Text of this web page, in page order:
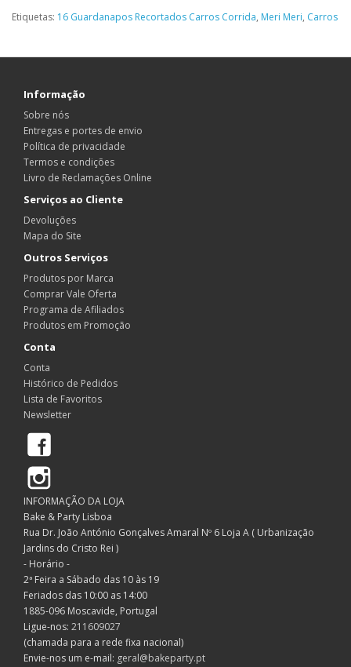
Etiquetas: 16 Guardanapos Recortados Carros Corrida, Meri Meri, Carros
Informação
Sobre nós
Entregas e portes de envio
Política de privacidade
Termos e condições
Livro de Reclamações Online
Serviços ao Cliente
Devoluções
Mapa do Site
Outros Serviços
Produtos por Marca
Comprar Vale Oferta
Programa de Afiliados
Produtos em Promoção
Conta
Conta
Histórico de Pedidos
Lista de Favoritos
Newsletter
INFORMAÇÃO DA LOJA
Bake & Party Lisboa
Rua Dr. João António Gonçalves Amaral Nº 6 Loja A ( Urbanização
Jardins do Cristo Rei )
- Horário -
2ª Feira a Sábado das 10 às 19
Feriados das 10:00 as 14:00
1885-096 Moscavide, Portugal
Ligue-nos: 211609027
(chamada para a rede fixa nacional)
Envie-nos um e-mail: geral@bakeparty.pt